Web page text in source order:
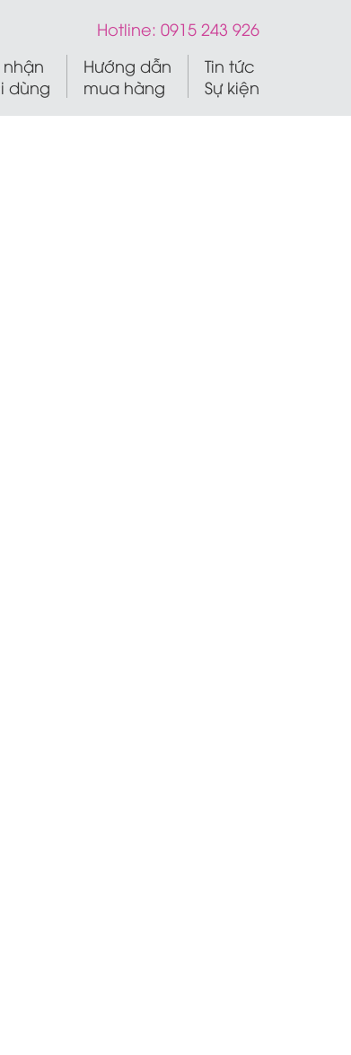
Hotline: 0915 243 926
dùng
Hướng dẫn
mua hàng
Tin tức
Sự kiện